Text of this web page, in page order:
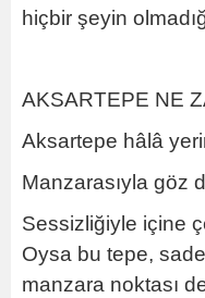
hiçbir şeyin
AKSARTEPE NE
Aksartepe hâlâ
Manzarasıyla göz
Sessizliğiyle içine
Oysa bu tepe,
manzara noktası